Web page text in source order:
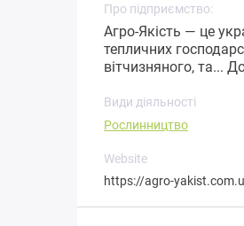
Про підприємство:
Агро-Якість — це
тепличних
вітчизняного, та...
Види діяльності
Рослинництво
Website
https://agro-